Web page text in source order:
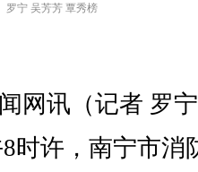
罗宁 吴芳芳 覃秀榜
网讯（记者 罗
时许，南宁市消